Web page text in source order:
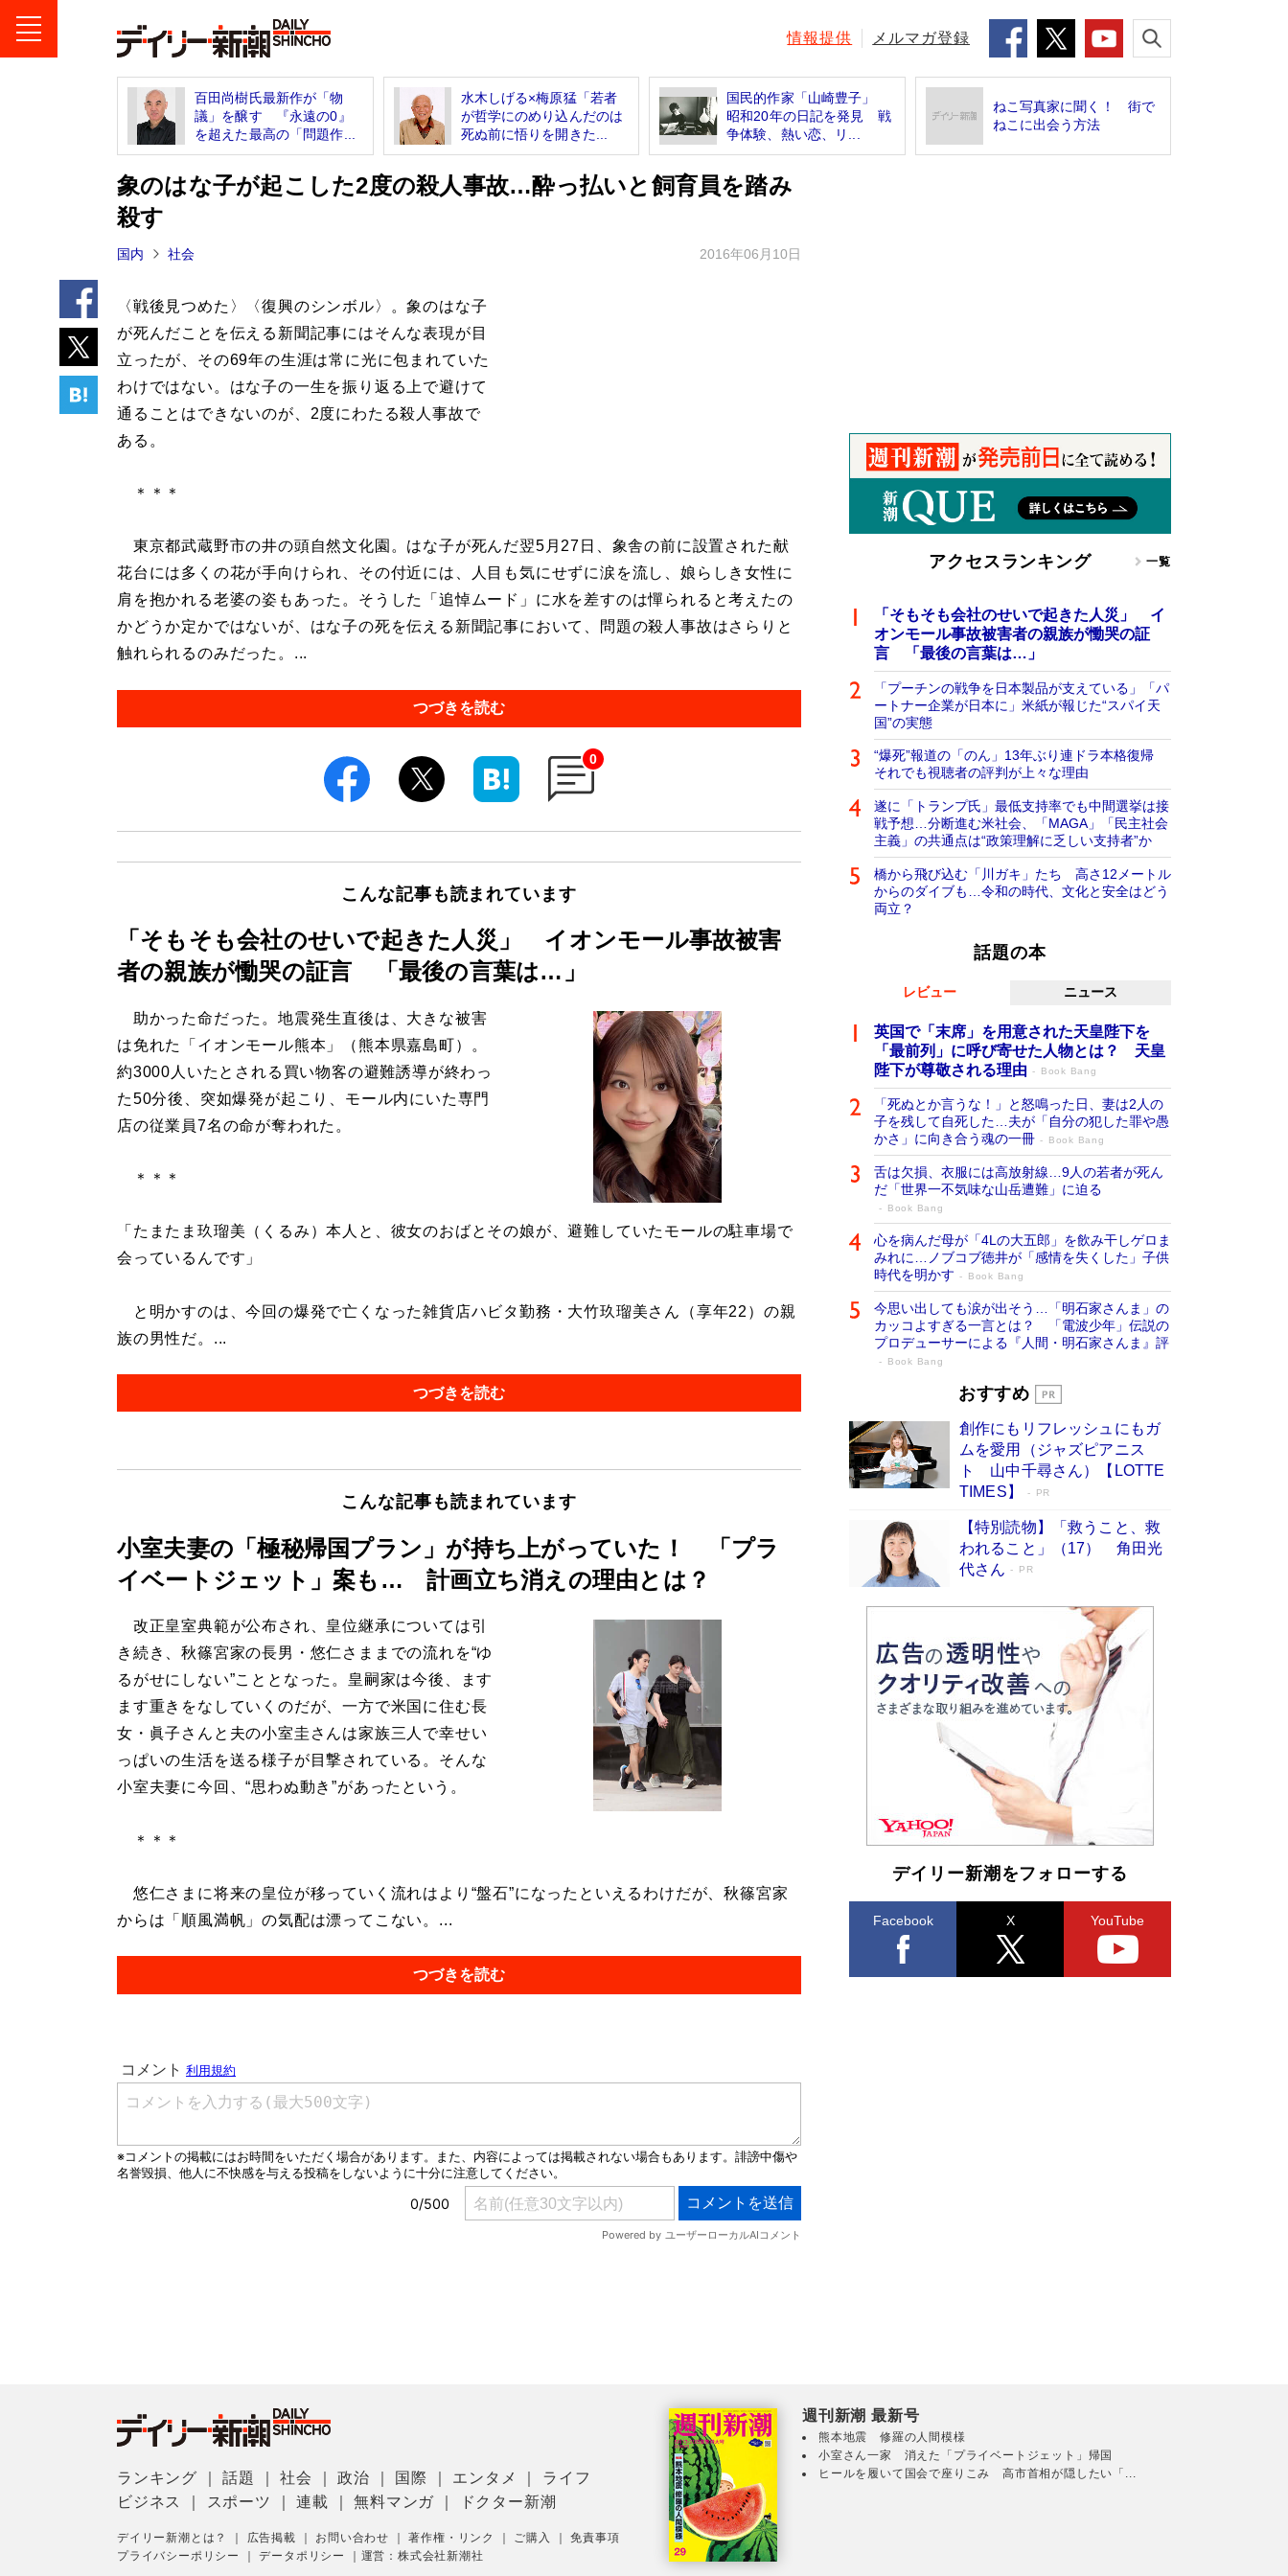
情報提供 メルマガ登録
百田尚樹氏最新作が「物
議」を醸す 『永遠の0』
を超えた最高の「問題作...
水木しげる×梅原猛「若者
が哲学にのめり込んだのは
死ぬ前に悟りを開きた...
国民的作家「山崎豊子」
昭和20年の日記を発見 戦
争体験、熱い恋、リ...
ねこ写真家に聞く！ 街で
ねこに出会う方法
象のはな子が起こした2度の殺人事故…酔っ払いと飼育員を踏み
殺す
国内 社会 2016年06月10日
〈戦後見つめた〉〈復興のシンボル〉。象のはな子
が死んだことを伝える新聞記事にはそんな表現が目
立ったが、その69年の生涯は常に光に包まれていた
わけではない。はな子の一生を振り返る上で避けて
通ることはできないのが、2度にわたる殺人事故で
ある。
＊＊＊
東京都武蔵野市の井の頭自然文化園。はな子が死んだ翌5月27日、象舎の前に設置された献
花台には多くの花が手向けられ、その付近には、人目も気にせずに涙を流し、娘らしき女性に
肩を抱かれる老婆の姿もあった。そうした「追悼ムード」に水を差すのは憚られると考えたの
かどうか定かではないが、はな子の死を伝える新聞記事において、問題の殺人事故はさらりと
触れられるのみだった。...
つづきを読む
0
こんな記事も読まれています
「そもそも会社のせいで起きた人災」 イオンモール事故被害
者の親族が慟哭の証言 「最後の言葉は…」
助かった命だった。地震発生直後は、大きな被害
は免れた「イオンモール熊本」（熊本県嘉島町）。
約3000人いたとされる買い物客の避難誘導が終わっ
た50分後、突如爆発が起こり、モール内にいた専門
店の従業員7名の命が奪われた。
＊＊＊
「たまたま玖瑠美（くるみ）本人と、彼女のおばとその娘が、避難していたモールの駐車場で
会っているんです」
と明かすのは、今回の爆発で亡くなった雑貨店ハビタ勤務・大竹玖瑠美さん（享年22）の親
族の男性だ。...
つづきを読む
こんな記事も読まれています
小室夫妻の「極秘帰国プラン」が持ち上がっていた！ 「プラ
イベートジェット」案も… 計画立ち消えの理由とは？
改正皇室典範が公布され、皇位継承については引
き続き、秋篠宮家の長男・悠仁さままでの流れを“ゆ
るがせにしない”こととなった。皇嗣家は今後、ます
ます重きをなしていくのだが、一方で米国に住む長
女・眞子さんと夫の小室圭さんは家族三人で幸せい
っぱいの生活を送る様子が目撃されている。そんな
小室夫妻に今回、“思わぬ動き”があったという。
＊＊＊
悠仁さまに将来の皇位が移っていく流れはより“盤石”になったといえるわけだが、秋篠宮家
からは「順風満帆」の気配は漂ってこない。...
つづきを読む
アクセスランキング 一覧
「そもそも会社のせいで起きた人災」 イ
オンモール事故被害者の親族が慟哭の証
言 「最後の言葉は…」
「プーチンの戦争を日本製品が支えている」「パ
ートナー企業が日本に」米紙が報じた“スパイ天
国”の実態
“爆死”報道の「のん」13年ぶり連ドラ本格復帰
それでも視聴者の評判が上々な理由
遂に「トランプ氏」最低支持率でも中間選挙は接
戦予想…分断進む米社会、「MAGA」「民主社会
主義」の共通点は“政策理解に乏しい支持者”か
橋から飛び込む「川ガキ」たち 高さ12メートル
からのダイブも…令和の時代、文化と安全はどう
両立？
話題の本
レビュー ニュース
英国で「末席」を用意された天皇陛下を
「最前列」に呼び寄せた人物とは？ 天皇
陛下が尊敬される理由
Book Bang
「死ぬとか言うな！」と怒鳴った日、妻は2人の
子を残して自死した…夫が「自分の犯した罪や愚
かさ」に向き合う魂の一冊
Book Bang
舌は欠損、衣服には高放射線…9人の若者が死ん
だ「世界一不気味な山岳遭難」に迫る
Book Bang
心を病んだ母が「4Lの大五郎」を飲み干しゲロま
みれに…ノブコブ徳井が「感情を失くした」子供
時代を明かす
Book Bang
今思い出しても涙が出そう…「明石家さんま」の
カッコよすぎる一言とは？ 「電波少年」伝説の
プロデューサーによる『人間・明石家さんま』評
Book Bang
「叱って伸びるやつは、褒めたらもっと伸
た“人を育てるコツ”…芸への考え方を明か
す
Book Bang
「『火垂るの墓』は、大嘘である」原作者が抱き
続けた“自責の念”とは…「自己憐憫は描きたくな
い」監督が徹底的にこだわったこと（後編） #
戦争の記憶
Book Bang
美輪明宏 晩年の回答を集めた『ほほえんで生き
るための人生相談』がランクイン［エンターテイ
メントベストセラー］
Book Bang
「宇宙兄弟」最終46巻がベストセラー1位 宇宙
開発への関心を押し上げた18年の物語に幕 特装
版には「宇宙で描かれたマンガ」も収録
Book Bang
「不意に涙が出そうに…」高嶋政伸が明かし
た“13歳の娘を暴行する役”への葛藤 インティマ
シーコーディネーターに支えられたNHK『大奥』
Book Bang
おすすめ
創作にもリフレッシュにもガ
ムを愛用（ジャズピアニス
ト 山中千尋さん）【LOTTE
TIMES】
PR
【特別読物】「救うこと、救
われること」（17） 角田光
代さん
PR
デイリー新潮をフォローする
Facebook X YouTube
ランキング ｜話題 ｜社会 ｜政治 国際 エンタメ
ライフ
ビジネス
スポーツ ｜連載 ｜無料マンガ ドクター新潮
デイリー新潮とは？ 広告掲載 お問い合わせ ｜著作権・リンク ご購入 ｜免責事項
プライバシーポリシー
｜データポリシー 運営：株式会社新潮社
週刊新潮 最新号
熊本地震 修羅の人間模様
小室さん一家 消えた「プライベートジェット」帰国
ヒールを履いて国会で座りこみ 高市首相が隠したい「...